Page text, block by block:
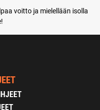
voitto ja mielellään isolla